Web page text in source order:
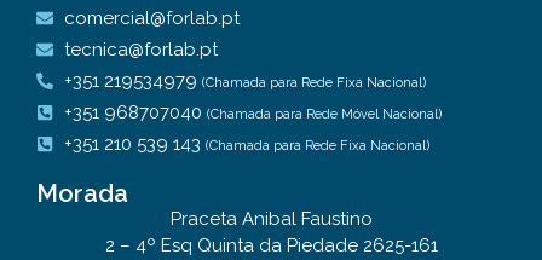
comercial@forlab.pt
tecnica@forlab.pt
+351 219534979 (Chamada para Rede Fixa Nacional)
+351 968707040 (Chamada para Rede Móvel Nacional)
+351 210 539 143 (Chamada para Rede Fixa Nacional)
Morada
Praceta Anibal Faustino
2 – 4º Esq Quinta da Piedade 2625-161